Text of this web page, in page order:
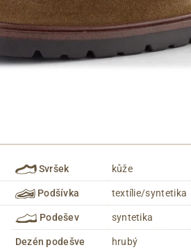
Svršek kůže
Podšívka textílie/syntetika
Podešev syntetika
Dezén podešve hrubý